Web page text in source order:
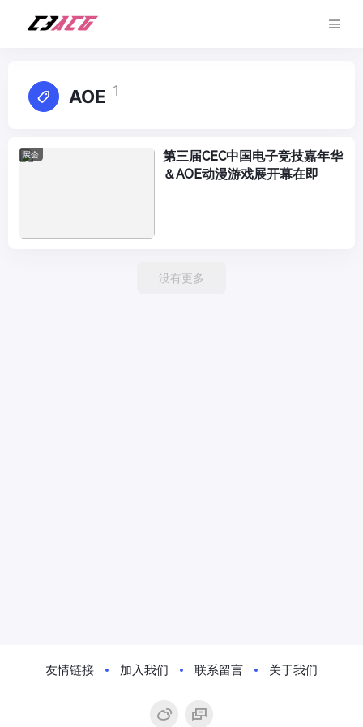
AOE 1
展会
第三届CEC中国电子竞技嘉年华
＆AOE动漫游戏展开幕在即
没有更多
友情链接 加入我们 联系留言 关于我们